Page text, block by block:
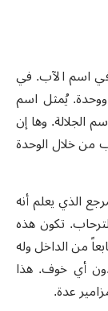
في اسم الآب. في
ووحدة. يُمثل اسم
الجلالة. وها إن
من خلال الوحدة
الذي يعلم أنه
تكون هذه
من الداخل وله
أي خوف. هذا
عدة.